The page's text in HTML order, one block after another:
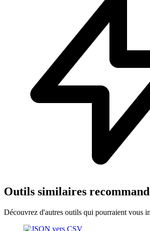
Outils similaires
Découvrez d'autres outils qui pourraient vous